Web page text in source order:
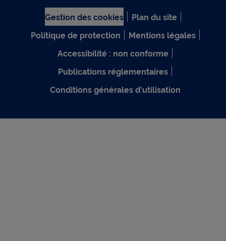
Gestion des cookies
Plan du site
Politique de protection
Mentions légales
Accessibilité : non conforme
Publications réglementaires
Conditions générales d'utilisation